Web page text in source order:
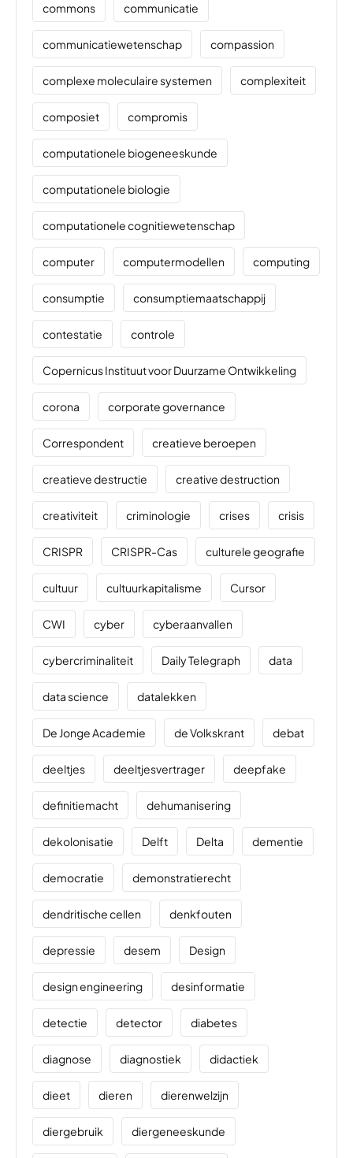
commons communicatie
communicatiewetenschap compassion
complexe moleculaire systemen complexiteit
composiet compromis
computationele biogeneeskunde
computationele biologie
computationele cognitiewetenschap
computer computermodellen computing
consumptie consumptiemaatschappij
contestatie controle
Copernicus Instituut voor Duurzame Ontwikkeling
corona corporate governance
Correspondent creatieve beroepen
creatieve destructie creative destruction
creativiteit criminologie crises crisis
CRISPR CRISPR-Cas culturele geografie
cultuur cultuurkapitalisme Cursor
CWI cyber cyberaanvallen
cybercriminaliteit Daily Telegraph data
data science datalekken
De Jonge Academie de Volkskrant debat
deeltjes deeltjesvertrager deepfake
definitiemacht dehumanisering
dekolonisatie Delft Delta dementie
democratie demonstratierecht
dendritische cellen denkfouten
depressie desem Design
design engineering desinformatie
detectie detector diabetes
diagnose diagnostiek didactiek
dieet dieren dierenwelzijn
diergebruik diergeneeskunde